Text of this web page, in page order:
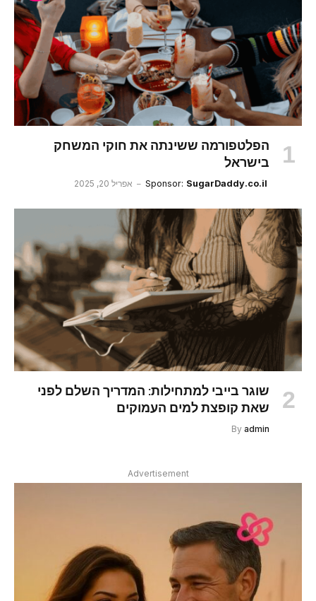
הפלטפורמה ששינתה את חוקי המשחק
בישראל
Sponsor: SugarDaddy.co.il אפריל 20, 2025
שוגר בייבי למתחילות: המדריך השלם לפני
שאת קופצת למים העמוקים
By admin
Advertisement